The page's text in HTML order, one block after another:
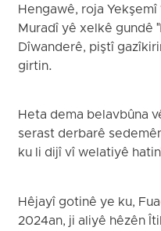
Hengawê, roja Yekşemî
Muradî yê xelkê gundê
Dîwanderê, piştî
girtin.
Heta dema belavbûna
serast derbarê
ku li dijî vî welatiyê
Hêjayî gotinê ye ku,
2024an, ji aliyê hêzên